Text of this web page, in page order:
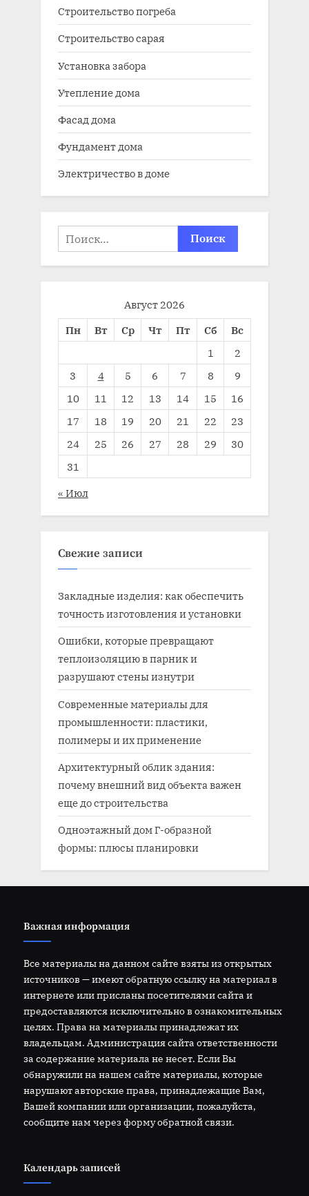
Строительство погреба
Строительство сарая
Установка забора
Утепление дома
Фасад дома
Фундамент дома
Электричество в доме
Найти:
Август 2026
Пн
Вт Ср Чт Пт Сб
Вс
1
2
3
4 5 6 7 8
9
10
11 12 13 14 15
16
17
18 19 20 21 22
23
24
25 26 27 28 29
30
31
« Июл
Свежие записи
Закладные изделия: как обеспечить
точность изготовления и установки
Ошибки, которые превращают
теплоизоляцию в парник и
разрушают стены изнутри
Современные материалы для
промышленности: пластики,
полимеры и их применение
Архитектурный облик здания:
почему внешний вид объекта важен
еще до строительства
Одноэтажный дом Г-образной
формы: плюсы планировки
Важная информация
Все материалы на данном сайте взяты из открытых
источников — имеют обратную ссылку на материал в
интернете или присланы посетителями сайта и
предоставляются исключительно в ознакомительных
целях. Права на материалы принадлежат их
владельцам. Администрация сайта ответственности
за содержание материала не несет. Если Вы
обнаружили на нашем сайте материалы, которые
нарушают авторские права, принадлежащие Вам,
Вашей компании или организации, пожалуйста,
сообщите нам через форму обратной связи.
Календарь записей